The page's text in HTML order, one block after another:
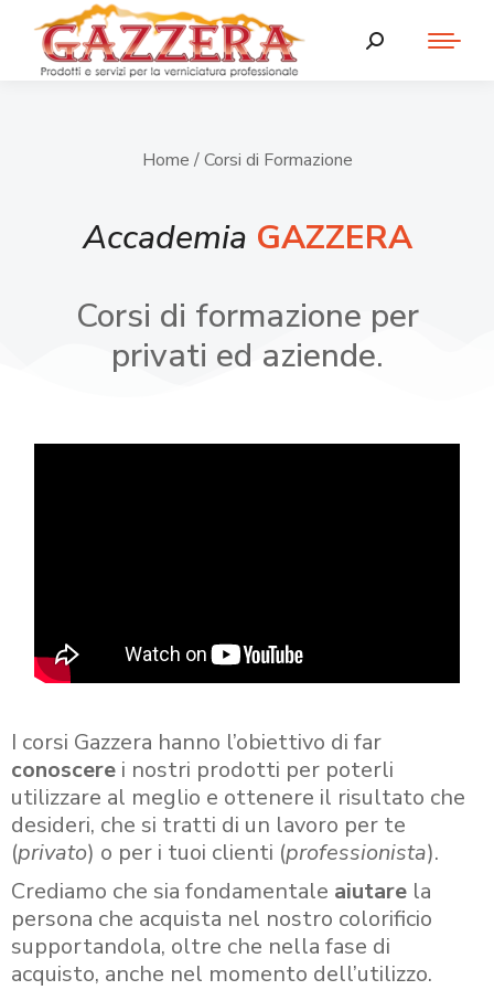
Home / Corsi di Formazione
Accademia GAZZERA
Corsi di formazione per
privati ed aziende.
I corsi Gazzera hanno l’obiettivo di far
conoscere i nostri prodotti per poterli
utilizzare al meglio e ottenere il risultato che
desideri, che si tratti di un lavoro per te
(privato) o per i tuoi clienti (professionista).
Crediamo che sia fondamentale aiutare la
persona che acquista nel nostro colorificio
supportandola, oltre che nella fase di
acquisto, anche nel momento dell’utilizzo.